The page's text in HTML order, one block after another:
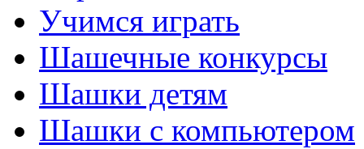
Учимся играть
Шашечные конкурсы
Шашки детям
Шашки с компьютером